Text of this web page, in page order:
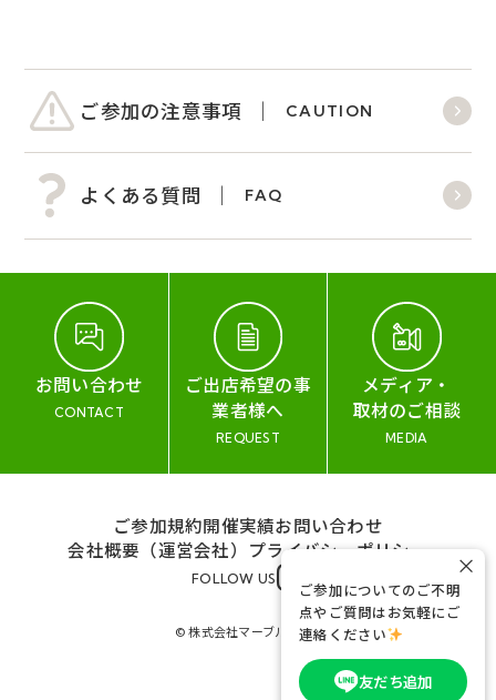
ご参加の注意事項 CAUTION
よくある質問 FAQ
お問い合わせ
CONTACT
ご出店希望の事
業者様へ
REQUEST
メディア・
取材のご相談
MEDIA
ご参加規約開催実績お問い合わせ
会社概要（運営会社） プライバシーポリシー
FOLLOW US
© 株式会社マーブル&コー
ご参加についてのご不明
点やご質問はお気軽にご
連絡ください
友だち追加
×